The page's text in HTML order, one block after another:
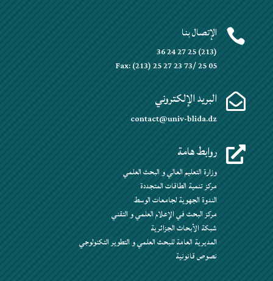
 الإتصال بنا
(213) 25 27 24 36
Fax: (213) 25 27 23 73/ 25 05
 البريد الإلكتروني
contact@univ-blida.dz
 روابط هامة
وزارة التعليم العالي و البحث العلمي
مركز تنمية الطاقات المتجددة
الندوة الجهوية لجامعات الوسط
مركز البحث في الإعلام العلمي و التقني
شبكة الأبحاث الجزائرية
المديرية العامة للبحث العلمي و التطوير التكنولوجي
نصوص قانونية